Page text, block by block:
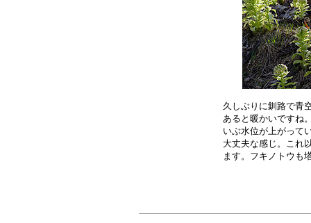
久しぶりに釧路で青
あると暖かいですね
いぶ水位が上がって
大丈夫な感じ。これ